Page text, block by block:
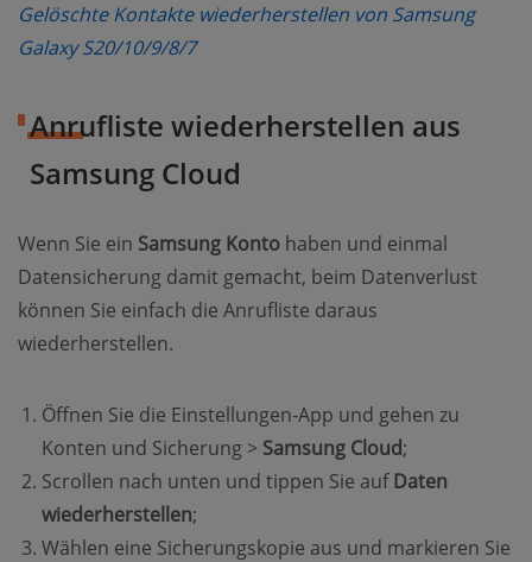
Gelöschte Kontakte wiederherstellen von Samsung
Galaxy S20/10/9/8/7(opens new window)
Anrufliste wiederherstellen aus
Samsung Cloud
Wenn Sie ein Samsung Konto haben und einmal
Datensicherung damit gemacht, beim Datenverlust
können Sie einfach die Anrufliste daraus
wiederherstellen.
Öffnen Sie die Einstellungen-App und gehen zu
Konten und Sicherung > Samsung Cloud;
Scrollen nach unten und tippen Sie aufDaten
wiederherstellen;
Wählen eine Sicherungskopie aus und markieren Sie